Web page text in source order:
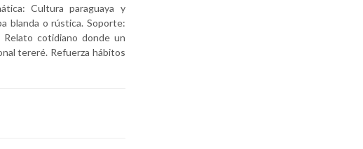
Cultura paraguaya y
blanda o rústica. Soporte:
Relato cotidiano donde un
tereré. Refuerza hábitos